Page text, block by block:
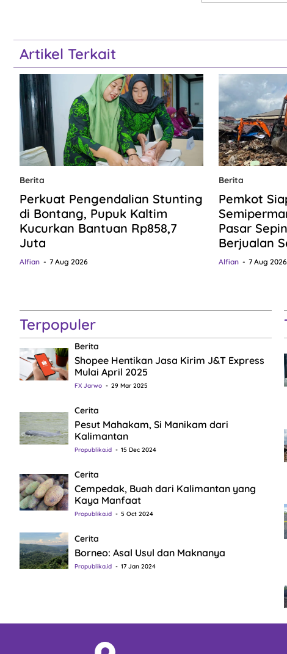
Artikel Terkait
Berita
Perkuat Pengendalian Stunting
di Bontang, Pupuk Kaltim
Kucurkan Bantuan Rp858,7
Juta
Alfian 7 Aug 2026
Berita
Pemkot
Pasar
Berjualan
Alfian 7 Aug 2026
Terpopuler
Berita
Shopee Hentikan Jasa Kirim J&T Express
Mulai April 2025
FX Jarwo 29 Mar 2025
Cerita
Pesut Mahakam, Si Manikam dari
Kalimantan
Propublika.id 15 Dec 2024
Cerita
Cempedak, Buah dari Kalimantan yang
Kaya Manfaat
Propublika.id 5 Oct 2024
Cerita
Borneo: Asal Usul dan Maknanya
Propublika.id 17 Jan 2024